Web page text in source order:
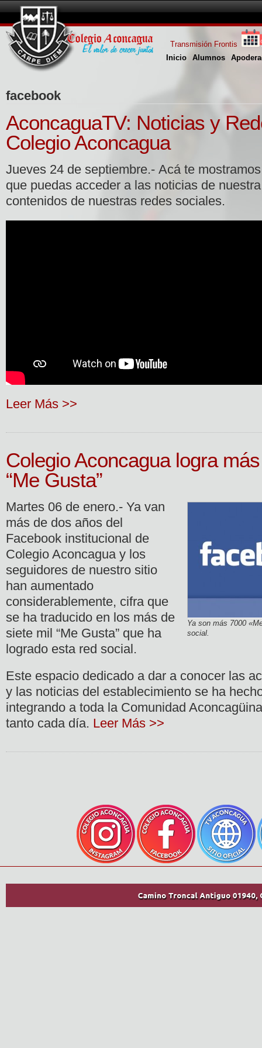
Inicio Alumnos
Transmisión Frontis
facebook
AconcaguaTV: Noticias y
Colegio Aconcagua
Jueves 24 de septiembre.- Acá te
que puedas acceder a las noticias de
contenidos de nuestras redes sociales.
Leer Más >>
Colegio Aconcagua logra
“Me Gusta”
Ya son más 7000
social.
Martes 06 de enero.- Ya van
más de dos años del
Facebook institucional de
Colegio Aconcagua y los
seguidores de nuestro sitio
han aumentado
considerablemente, cifra que
se ha traducido en los más de
siete mil “Me Gusta” que ha
logrado esta red social.
Este espacio dedicado a dar a conocer las
y las noticias del establecimiento se ha
integrando a toda la Comunidad
tanto cada día. Leer Más >>